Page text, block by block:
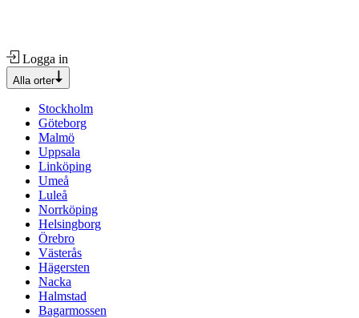
Logga in
Alla orter
Stockholm
Göteborg
Malmö
Uppsala
Linköping
Umeå
Luleå
Norrköping
Helsingborg
Örebro
Västerås
Hägersten
Nacka
Halmstad
Bagarmossen